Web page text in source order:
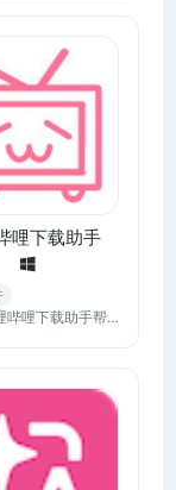
哩下载助手
Bilibili哔哩哔哩下载助手帮助你下载你能在B站网站播放的视频（所以前提是你能在网站上播放），适用于某些番剧可以看却不能离线缓存的场景